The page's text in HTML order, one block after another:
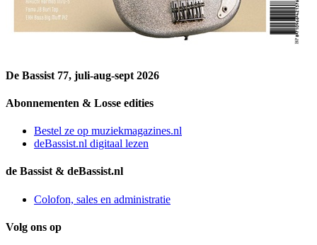
De Bassist 77, juli-aug-sept 2026
Abonnementen & Losse edities
Bestel ze op muziekmagazines.nl
deBassist.nl digitaal lezen
de Bassist & deBassist.nl
Colofon, sales en administratie
Volg ons op